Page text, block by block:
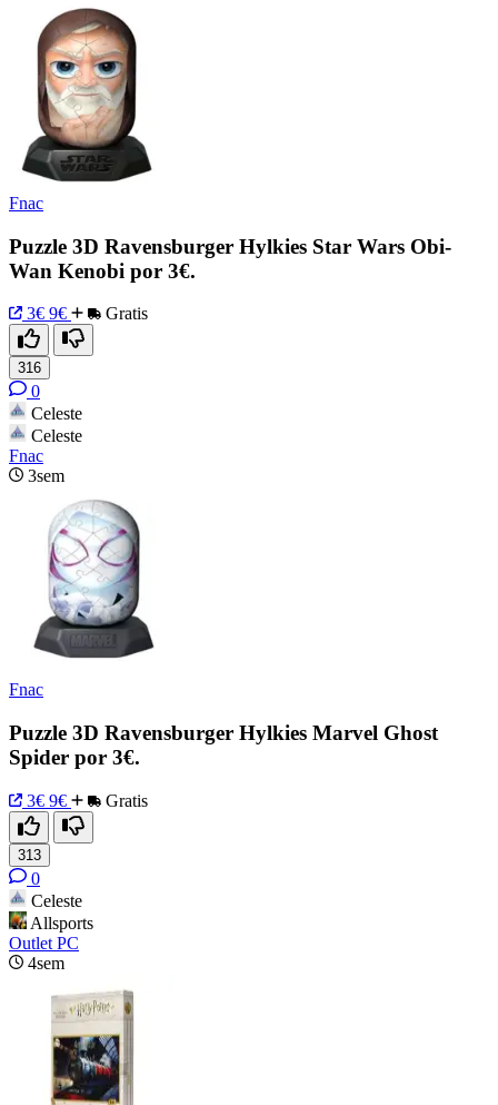
Fnac
Puzzle 3D Ravensburger Hylkies Star Wars Obi-
Wan Kenobi por 3€.
3€ 9€ Gratis
316
0
Celeste
Celeste
Fnac
3sem
Fnac
Puzzle 3D Ravensburger Hylkies Marvel Ghost
Spider por 3€.
3€ 9€ Gratis
313
0
Celeste
Allsports
Outlet PC
4sem